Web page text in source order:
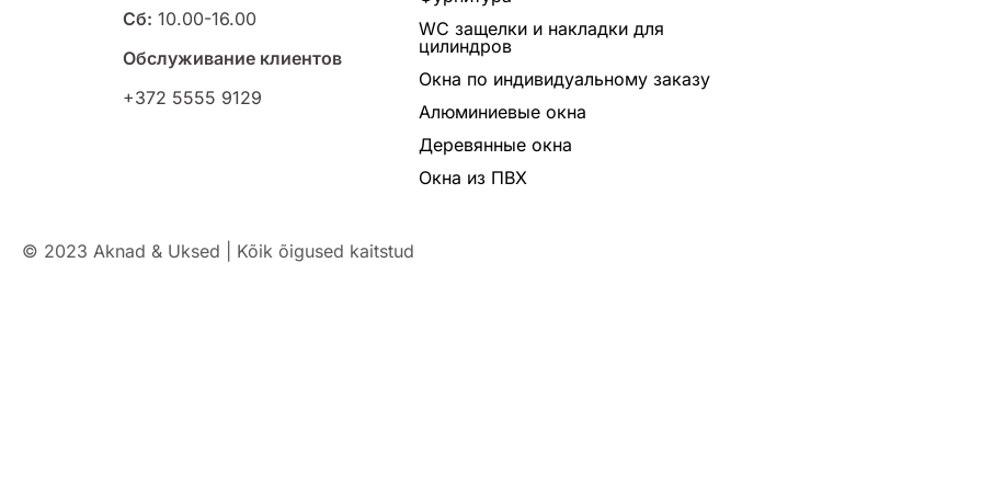
Сб: 10.00-16.00
Обслуживание клиентов
+372 5555 9129
WC защелки и накладки для
цилиндров
Окна по индивидуальному заказу
Алюминиевые окна
Деревянные окна
Окна из ПВХ
© 2023 Aknad & Uksed | Kõik õigused kaitstud